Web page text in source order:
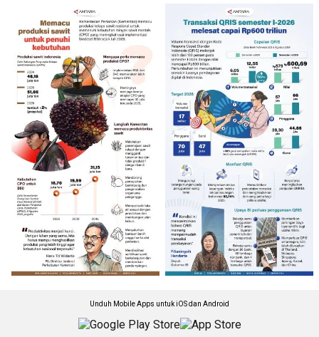
Unduh Mobile Apps untuk iOS dan Android